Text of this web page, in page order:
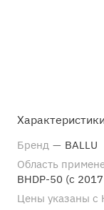
Характеристики
Бренд — BALLU
Область
BHDP-50 (с 2017
Цены указаны с